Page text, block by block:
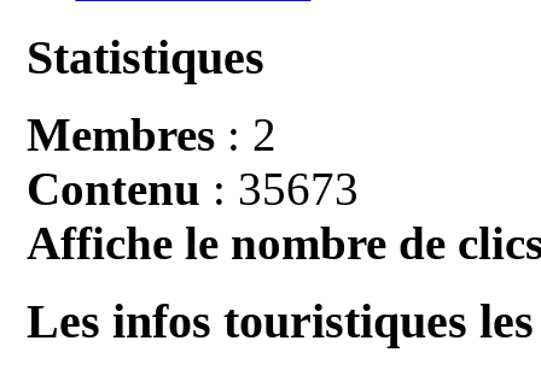
Statistiques
Membres : 2
Contenu : 35673
Affiche le nombre de
Les infos touristiques